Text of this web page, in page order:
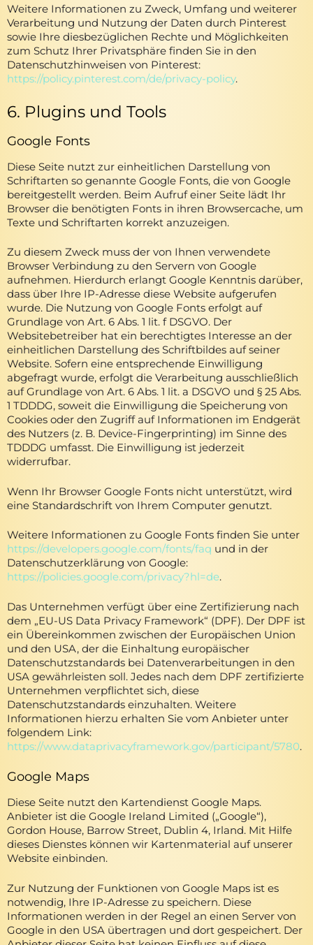
Weitere Informationen zu Zweck, Umfang und weiterer
Verarbeitung und Nutzung der Daten durch Pinterest
sowie Ihre diesbezüglichen Rechte und Möglichkeiten
zum Schutz Ihrer Privatsphäre finden Sie in den
Datenschutzhinweisen von Pinterest:
https://policy.pinterest.com/de/privacy-policy.
6. Plugins und Tools
Google Fonts
Diese Seite nutzt zur einheitlichen Darstellung von
Schriftarten so genannte Google Fonts, die von Google
bereitgestellt werden. Beim Aufruf einer Seite lädt Ihr
Browser die benötigten Fonts in ihren Browsercache, um
Texte und Schriftarten korrekt anzuzeigen.
Zu diesem Zweck muss der von Ihnen verwendete
Browser Verbindung zu den Servern von Google
aufnehmen. Hierdurch erlangt Google Kenntnis darüber,
dass über Ihre IP-Adresse diese Website aufgerufen
wurde. Die Nutzung von Google Fonts erfolgt auf
Grundlage von Art. 6 Abs. 1 lit. f DSGVO. Der
Websitebetreiber hat ein berechtigtes Interesse an der
einheitlichen Darstellung des Schriftbildes auf seiner
Website. Sofern eine entsprechende Einwilligung
abgefragt wurde, erfolgt die Verarbeitung ausschließlich
auf Grundlage von Art. 6 Abs. 1 lit. a DSGVO und § 25 Abs.
1 TDDDG, soweit die Einwilligung die Speicherung von
Cookies oder den Zugriff auf Informationen im Endgerät
des Nutzers (z. B. Device-Fingerprinting) im Sinne des
TDDDG umfasst. Die Einwilligung ist jederzeit
widerrufbar.
Wenn Ihr Browser Google Fonts nicht unterstützt, wird
eine Standardschrift von Ihrem Computer genutzt.
Weitere Informationen zu Google Fonts finden Sie unter
https://developers.google.com/fonts/faq und in der
Datenschutzerklärung von Google:
https://policies.google.com/privacy?hl=de.
Das Unternehmen verfügt über eine Zertifizierung nach
dem „EU-US Data Privacy Framework“ (DPF). Der DPF ist
ein Übereinkommen zwischen der Europäischen Union
und den USA, der die Einhaltung europäischer
Datenschutzstandards bei Datenverarbeitungen in den
USA gewährleisten soll. Jedes nach dem DPF zertifizierte
Unternehmen verpflichtet sich, diese
Datenschutzstandards einzuhalten. Weitere
Informationen hierzu erhalten Sie vom Anbieter unter
folgendem Link:
https://www.dataprivacyframework.gov/participant/5780.
Google Maps
Diese Seite nutzt den Kartendienst Google Maps.
Anbieter ist die Google Ireland Limited („Google“),
Gordon House, Barrow Street, Dublin 4, Irland. Mit Hilfe
dieses Dienstes können wir Kartenmaterial auf unserer
Website einbinden.
Zur Nutzung der Funktionen von Google Maps ist es
notwendig, Ihre IP-Adresse zu speichern. Diese
Informationen werden in der Regel an einen Server von
Google in den USA übertragen und dort gespeichert. Der